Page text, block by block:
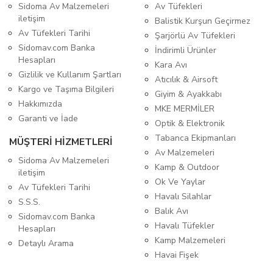
Sidoma Av Malzemeleri
iletişim
Av Tüfekleri Tarihi
Sidomav.com Banka
Hesapları
Gizlilik ve Kullanım Şartları
Kargo ve Taşıma Bilgileri
Hakkımızda
Garanti ve İade
MÜŞTERİ HİZMETLERİ
Sidoma Av Malzemeleri
iletişim
Av Tüfekleri Tarihi
S.S.S.
Sidomav.com Banka
Hesapları
Detaylı Arama
Av Tüfekleri
Balistik Kurşun Geçirmez
Şarjörlü Av Tüfekleri
İndirimli Ürünler
Kara Avı
Atıcılık & Airsoft
Giyim & Ayakkabı
MKE MERMİLER
Optik & Elektronik
Tabanca Ekipmanları
Av Malzemeleri
Kamp & Outdoor
Ok Ve Yaylar
Havalı Silahlar
Balık Avı
Havalı Tüfekler
Kamp Malzemeleri
Havai Fişek